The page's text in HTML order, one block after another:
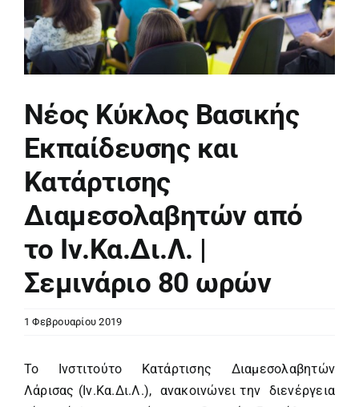
Νέος Κύκλος Βασικής
Εκπαίδευσης και
Κατάρτισης
Διαμεσολαβητών από
το Ιν.Κα.Δι.Λ. |
Σεμινάριο 80 ωρών
1 Φεβρουαρίου 2019
Το Ινστιτούτο Κατάρτισης Διαμεσολαβητών
Λάρισας (Ιν.Κα.Δι.Λ.), ανακοινώνει την διενέργεια